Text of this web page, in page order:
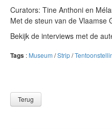
Curators: Tine Anthoni en
Met de steun van de Vlaamse
Bekijk de interviews met de
Tags : Museum /Strip/
Terug